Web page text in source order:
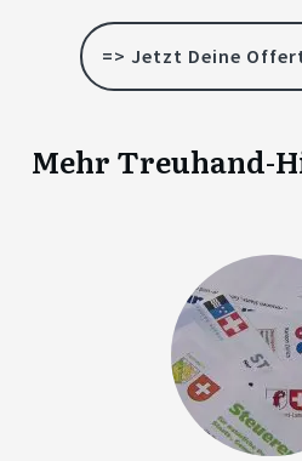
=> Jetzt Deine
Mehr Treuhand-